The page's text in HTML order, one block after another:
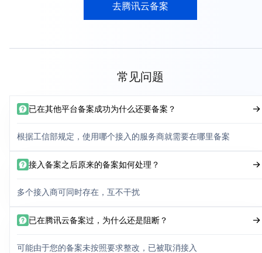
去腾讯云备案
常见问题
已在其他平台备案成功为什么还要备案？
根据工信部规定，使用哪个接入的服务商就需要在哪里备案
接入备案之后原来的备案如何处理？
多个接入商可同时存在，互不干扰
已在腾讯云备案过，为什么还是阻断？
可能由于您的备案未按照要求整改，已被取消接入